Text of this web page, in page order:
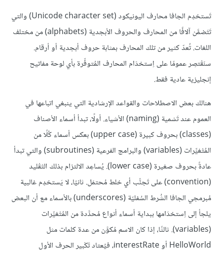
تَستخدِم الجافا محارف اليونيكود (Unicode character set) والتي
تَتَضمَّن آلافًا من المحارف والحروف الأبجدية (alphabets) من مختلف
اللغات. تُعدّ كثير من تلك المحارف بمثابة حروف أبجدية أو أرقام.
سنَقْتصِر عمومًا على اِستخدَام المحارف المُتوفِّرة بأي لوحة مفاتيح
إنجليزية عادية فقط.
هنالك بعض الاصطلاحات والقواعد الإرشادية التي ينبغي اتباعها في
العموم عند تَسْمية (naming) الأشياء. أولًا، تبدأ أسماء الأصناف
(classes) بحروف كبيرة (upper case) بعكس أسماء كُلًا من
المُتْغيِّرات (variables) والبرامج الفرعية (subroutines) والتي تبدأ
عادةً بحروف صغيرة (lower case). يُساعِد الالتزام بذلك التَقْليد
(convention) على تَجنُّب أي خلط مُحتمَل. ثانيًا، لا يَستخدِم غالبية
مُبرمجي الجافا الشُرط السُفليّة (underscores) بالأسماء مع أن البعض
يلجأ إلى اِستخدَامها ببداية أسماء أنواع مُحدَّدة من المُتْغيِّرات
(variables). ثالثًا، إذا كان الاسم مُكوَّن من عدة كلمات مثل
HelloWorld أو interestRate، فيُعتاد تَكْبير الحرف الأول